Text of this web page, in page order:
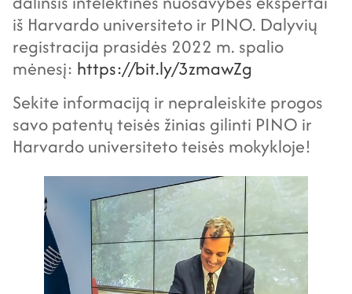
iš Harvardo universiteto ir PINO. Dalyvių
registracija prasidės 2022 m. spalio
mėnesį: https://bit.ly/3zmawZg
Sekite informaciją ir nepraleiskite progos
savo patentų teisės žinias gilinti PINO ir
Harvardo universiteto teisės mokykloje!